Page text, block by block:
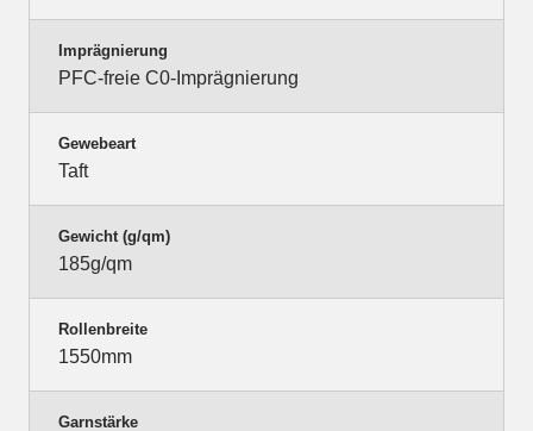
Imprägnierung
PFC-freie C0-Imprägnierung
Gewebeart
Taft
Gewicht (g/qm)
185g/qm
Rollenbreite
1550mm
Garnstärke